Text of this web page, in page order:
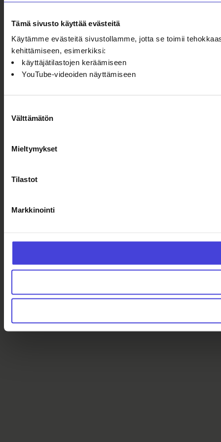
Tämä sivusto käyttää evästeitä
Käytämme evästeitä sivustollamme, jotta se toimii
kehittämiseen, esimerkiksi:
käyttäjätilastojen keräämiseen
YouTube-videoiden näyttämiseen
valinta
Välttämätön
Mieltymykset
Tilastot
Markkinointi